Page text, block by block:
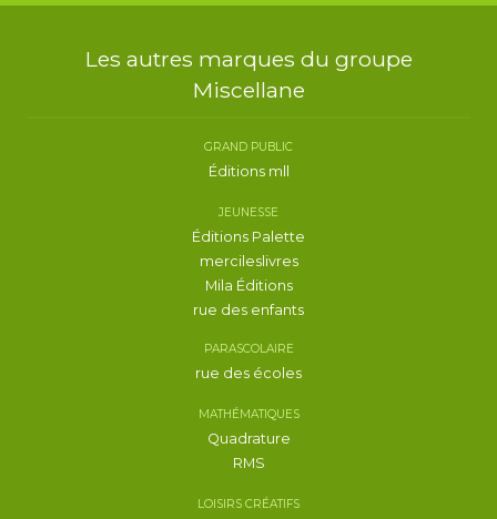
Les autres marques du groupe
Miscellane
GRAND PUBLIC
Éditions mll
JEUNESSE
Éditions Palette
mercileslivres
Mila Éditions
rue des enfants
PARASCOLAIRE
rue des écoles
MATHÉMATIQUES
Quadrature
RMS
LOISIRS CRÉATIFS